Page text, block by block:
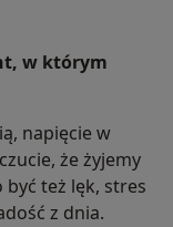
w którym
napięcie w
że żyjemy
być też lęk, stres
z dnia.